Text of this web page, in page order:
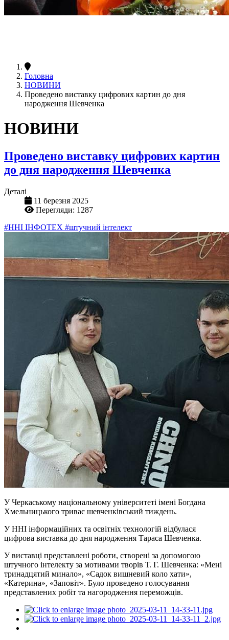
Головна
НОВИНИ
Проведено виставку цифрових картин до дня
народження Шевченка
НОВИНИ
Проведено виставку цифрових картин
до дня народження Шевченка
Деталі
11 березня 2025
Перегляди: 1287
#ННІ ІНФОТЕХ #штучний інтелект
У Черкаському національному університеті імені Богдана
Хмельницького триває шевченківський тиждень.
У ННІ інформаційних та освітніх технологій відбулася
цифрова виставка до дня народження Тараса Шевченка.
У виставці представлені роботи, створені за допомогою
штучного інтелекту за мотивами творів Т. Г. Шевченка: «Мені
тринадцятий минало», «Садок вишневий коло хати»,
«Катерина», «Заповіт». Було проведено голосування
представлених робіт та нагородження переможців.